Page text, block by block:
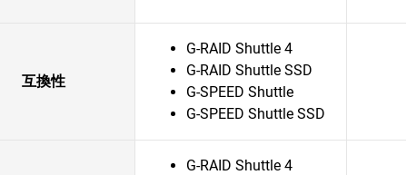
互換性
G-RAID Shuttle 4
G-RAID Shuttle SSD
G-SPEED Shuttle
G-SPEED Shuttle SSD
G-RAID Shuttle 4